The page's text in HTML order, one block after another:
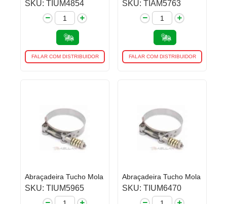
SKU: TIUM4854
FALAR COM DISTRIBUIDOR
SKU: TIAM5763
FALAR COM DISTRIBUIDOR
Abraçadeira Tucho Mola
SKU: TIUM5965
Abraçadeira Tucho Mola
SKU: TIUM6470